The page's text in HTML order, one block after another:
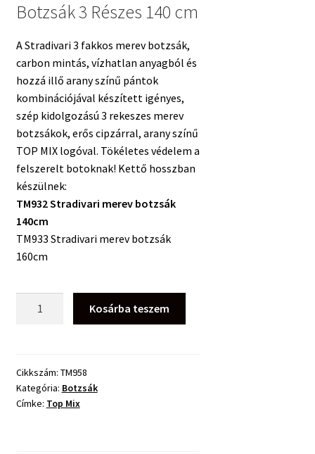
32
990 Ft.
is:
29
890 Ft.
Botzsák 3 Részes 140 cm
A Stradivari 3 fakkos merev botzsák,
carbon mintás, vízhatlan anyagból és
hozzá illő arany színű pántok
kombinációjával készített igényes,
szép kidolgozású 3 rekeszes merev
botzsákok, erős cipzárral, arany színű
TOP MIX logóval. Tökéletes védelem a
felszerelt botoknak! Kettő hosszban
készülnek:
TM932 Stradivari merev botzsák
140cm
TM933 Stradivari merev botzsák
160cm
Botzsák
3
Részes
Kosárba teszem
Cikkszám: TM958
Kategória: Botzsák
Címke: Top Mix